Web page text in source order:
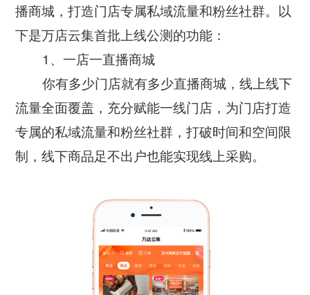
母婴行业
播商城，打造门店专属私域流量和粉丝社群。以
下是万店云集首批上线公测的功能：
1、一店一直播商城
你有多少门店就有多少直播商城，线上线下
流量全面覆盖，充分赋能一线门店，为门店打造
专属的私域流量和粉丝社群，打破时间和空间限
制，线下商品足不出户也能实现线上采购。